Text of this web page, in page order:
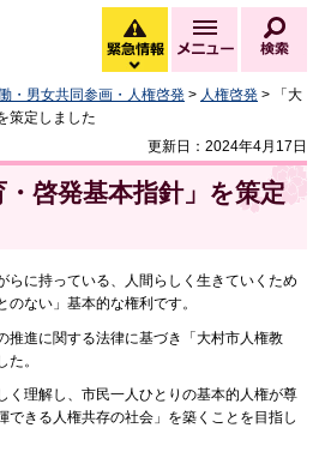
緊急情報
緊急情報を開く
メニュー
・男女共同参画・人権啓発 > 人権啓発 > 「大
策定しました
更新日：2024年4月17日
・啓発基本指針」を策定
らに持っている、人間らしく生きていくため
ない」基本的な権利です。
推進に関する法律に基づき「大村市人権教
。
く理解し、市民一人ひとりの基本的人権が尊
できる人権共存の社会」を築くことを目指し